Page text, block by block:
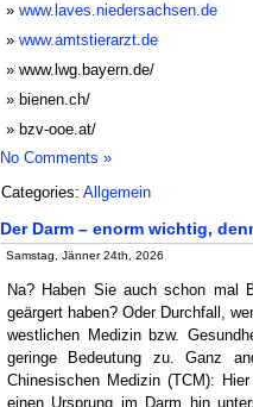
www.laves.niedersachsen.de
www.amtstierarzt.de
www.lwg.bayern.de/
bienen.ch/
bzv-ooe.at/
No Comments »
Categories: Allgemein
Der Darm – enorm wichtig,
Samstag, Jänner 24th, 2026
Na? Haben Sie auch schon mal
geärgert haben? Oder Durchfall,
westlichen Medizin bzw.
geringe Bedeutung zu. Ganz
Chinesischen Medizin (TCM):
einen Ursprung im Darm hin